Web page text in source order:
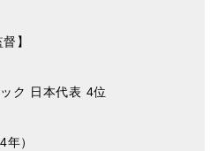
】
ク 日本代表 4位
）